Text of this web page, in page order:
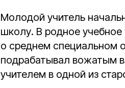
Молодой учитель
школу. В родное
о среднем специальном
подрабатывал вожатым
учителем в одной из